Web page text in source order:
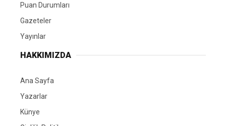
Puan Durumları
Gazeteler
Yayınlar
HAKKIMIZDA
Ana Sayfa
Yazarlar
Künye